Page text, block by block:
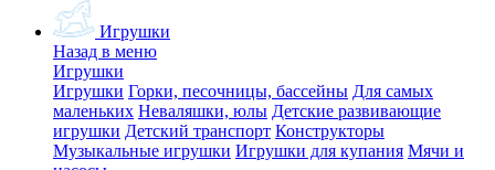
Игрушки
Назад в меню
Игрушки
Игрушки Горки, песочницы, бассейны Для самых
маленьких Неваляшки, юлы Детские развивающие
игрушки Детский транспорт Конструкторы
Музыкальные игрушки Игрушки для купания Мячи и